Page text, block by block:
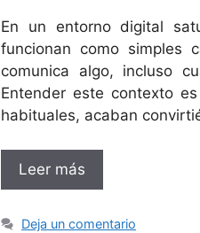
En un entorno digital
funcionan como simples
comunica algo, incluso
Entender este contexto
habituales, acaban
Leer más
Deja un comentario